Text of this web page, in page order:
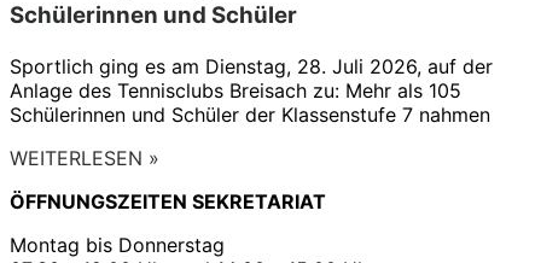
Schülerinnen und Schüler
Sportlich ging es am Dienstag, 28. Juli 2026, auf der
Anlage des Tennisclubs Breisach zu: Mehr als 105
Schülerinnen und Schüler der Klassenstufe 7 nahmen
WEITERLESEN »
ÖFFNUNGSZEITEN SEKRETARIAT
Montag bis Donnerstag